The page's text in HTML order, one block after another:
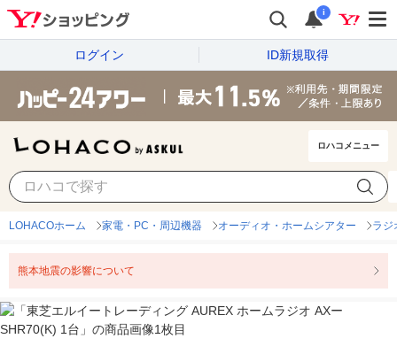
i
ログイン ID新規取得
ロハコメニュー
LOHACOホーム 家電・PC・周辺機器 オーディオ・ホームシアター ラジ
熊本地震の影響について